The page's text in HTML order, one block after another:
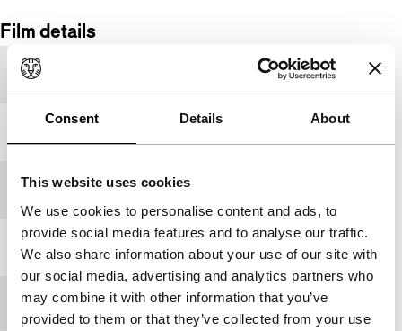
Consent Details About
This website uses cookies
We use cookies to personalise content and ads, to
provide social media features and to analyse our traffic.
We also share information about your use of our site with
our social media, advertising and analytics partners who
may combine it with other information that you’ve
provided to them or that they’ve collected from your use
Film details
Productielanden ,Mexico
Festivaleditie IFFR 2014
Lengte
Medium/FormaatDCP